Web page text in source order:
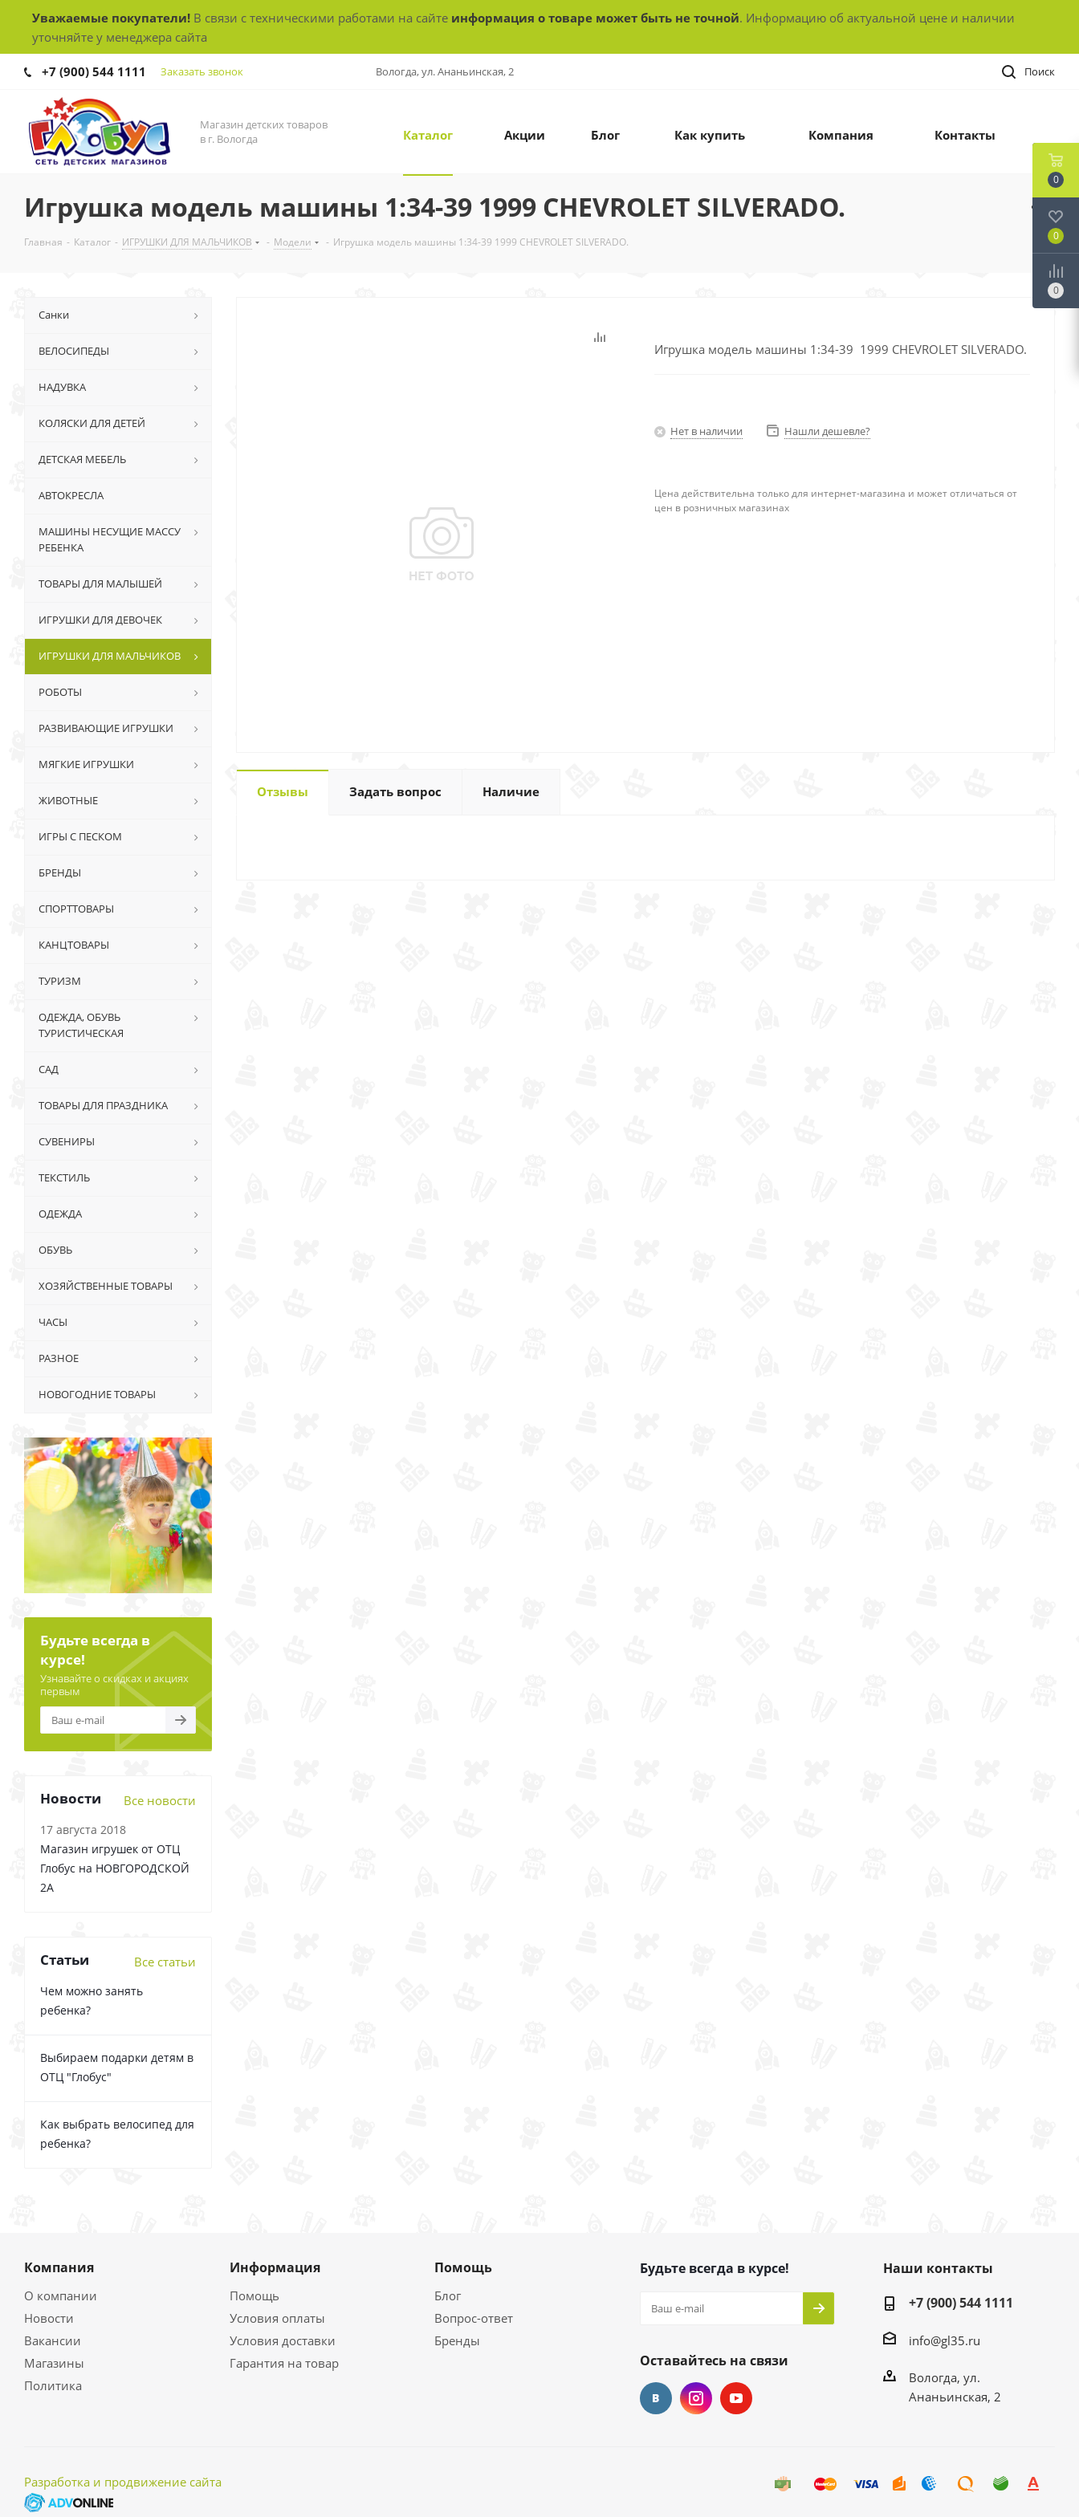
Уважаемые покупатели! В связи с техническими работами на сайте информация о товаре может быть не точной. Информацию об актуальной цене и наличии
уточняйте у менеджера сайта
+7 (900) 544 1111 Заказать звонок Вологда, ул. Ананьинская, 2 Поиск
Магазин детских товаров
в г. Вологда
Каталог Акции Блог Как купить Компания Контакты
Игрушка модель машины 1:34-39 1999 CHEVROLET SILVERADO.
Главная - Каталог - ИГРУШКИ ДЛЯ МАЛЬЧИКОВ - Модели - Игрушка модель машины 1:34-39 1999 CHEVROLET SILVERADO.
Игрушка модель машины 1:34-39 1999 CHEVROLET SILVERADO.
Нет в наличии Нашли дешевле?
Цена действительна только для интернет-магазина и может отличаться от
цен в розничных магазинах
Отзывы Задать вопрос Наличие
Санки
ВЕЛОСИПЕДЫ
НАДУВКА
КОЛЯСКИ ДЛЯ ДЕТЕЙ
ДЕТСКАЯ МЕБЕЛЬ
АВТОКРЕСЛА
МАШИНЫ НЕСУЩИЕ МАССУ
РЕБЕНКА
ТОВАРЫ ДЛЯ МАЛЫШЕЙ
ИГРУШКИ ДЛЯ ДЕВОЧЕК
ИГРУШКИ ДЛЯ МАЛЬЧИКОВ
РОБОТЫ
РАЗВИВАЮЩИЕ ИГРУШКИ
МЯГКИЕ ИГРУШКИ
ЖИВОТНЫЕ
ИГРЫ С ПЕСКОМ
БРЕНДЫ
СПОРТТОВАРЫ
КАНЦТОВАРЫ
ТУРИЗМ
ОДЕЖДА, ОБУВЬ
ТУРИСТИЧЕСКАЯ
САД
ТОВАРЫ ДЛЯ ПРАЗДНИКА
СУВЕНИРЫ
ТЕКСТИЛЬ
ОДЕЖДА
ОБУВЬ
ХОЗЯЙСТВЕННЫЕ ТОВАРЫ
ЧАСЫ
РАЗНОЕ
НОВОГОДНИЕ ТОВАРЫ
Будьте всегда в
курсе!
Узнавайте о скидках и акциях
первым
Новости Все новости
17 августа 2018
Магазин игрушек от ОТЦ
Глобус на НОВГОРОДСКОЙ
2А
Статьи Все статьи
Чем можно занять
ребенка?
Выбираем подарки детям в
ОТЦ "Глобус"
Как выбрать велосипед для
ребенка?
Компания
О компании
Новости
Вакансии
Магазины
Политика
Информация
Помощь
Условия оплаты
Условия доставки
Гарантия на товар
Помощь
Блог
Вопрос-ответ
Бренды
Будьте всегда в курсе!
Оставайтесь на связи
Наши контакты
+7 (900) 544 1111
info@gl35.ru
Вологда, ул.
Ананьинская, 2
Разработка и продвижение сайта
0
0
0